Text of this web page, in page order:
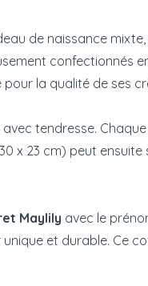
de naissance
confectionnés
pour la qualité de ses
tendresse.
x 23 cm) peut
Maylily avec le
et durable. Ce